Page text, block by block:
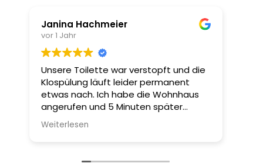
Janina Hachmeier
vor 1 Jahr
Unsere Toilette war verstopft und die
Klospülung läuft leider permanent
etwas nach. Ich habe die Wohnhaus
angerufen und 5 Minuten später
meldete sich schon ein Mitarbeiter
von OTW. Ca 15 Minuten später war er
Weiterlesen